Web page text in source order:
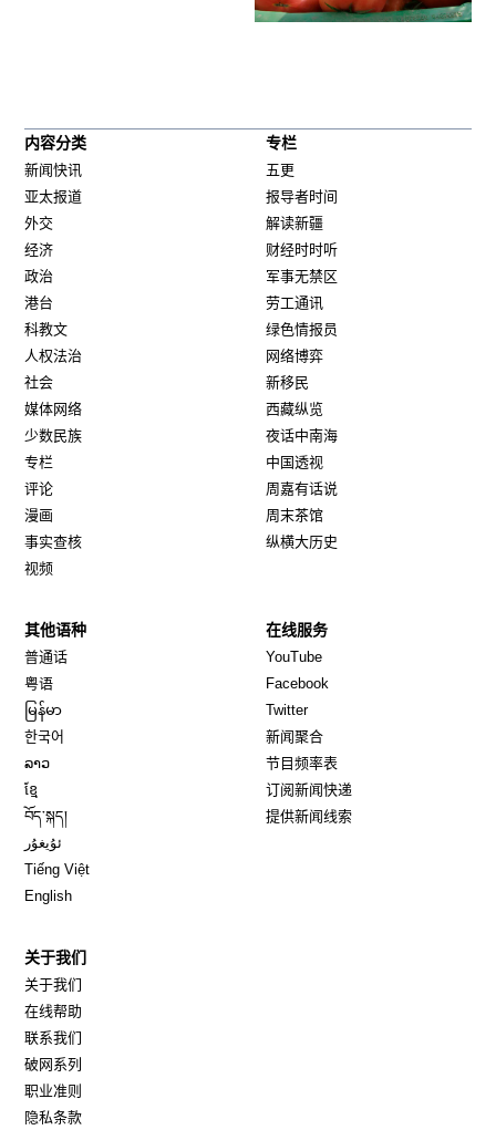
内容分类
新闻快讯
亚太报道
外交
经济
政治
港台
科教文
人权法治
社会
媒体网络
少数民族
专栏
评论
漫画
事实查核
视频
专栏
五更
报导者时间
解读新疆
财经时时听
军事无禁区
劳工通讯
绿色情报员
网络博弈
新移民
西藏纵览
夜话中南海
中国透视
周嘉有话说
周末茶馆
纵横大历史
其他语种
普通话
粤语
မြန်မာ
한국어
ລາວ
ខ្មែ
བོད་སྐད།
ئۇيغۇر
Tiếng Việt
English
在线服务
YouTube
Facebook
TwitterOpens in new window
新闻聚合
节目频率表
订阅新闻快递
提供新闻线索
关于我们
关于我们
在线帮助
联系我们
破网系列
职业准则
隐私条款